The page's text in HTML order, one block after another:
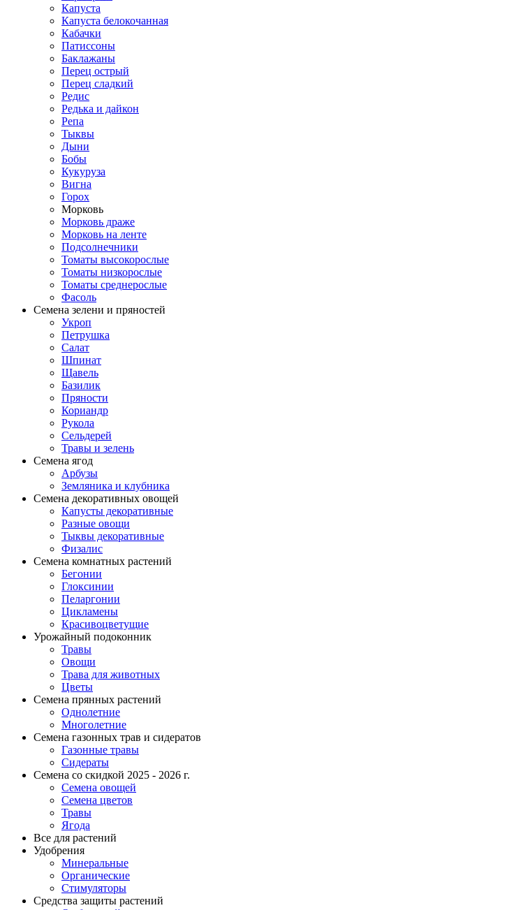
Капуста
Капуста белокочанная
Кабачки
Патиссоны
Баклажаны
Перец острый
Перец сладкий
Редис
Редька и дайкон
Репа
Тыквы
Дыни
Бобы
Кукуруза
Вигна
Горох
Морковь
Морковь драже
Морковь на ленте
Подсолнечники
Томаты высокорослые
Томаты низкорослые
Томаты среднерослые
Фасоль
Семена зелени и пряностей
Укроп
Петрушка
Салат
Шпинат
Щавель
Базилик
Пряности
Кориандр
Рукола
Сельдерей
Травы и зелень
Семена ягод
Арбузы
Земляника и клубника
Семена декоративных овощей
Капусты декоративные
Разные овощи
Тыквы декоративные
Физалис
Семена комнатных растений
Бегонии
Глоксинии
Пеларгонии
Цикламены
Красивоцветущие
Урожайный подоконник
Травы
Овощи
Трава для животных
Цветы
Семена прянных растений
Однолетние
Многолетние
Семена газонных трав и сидератов
Газонные травы
Сидераты
Семена со скидкой 2025 - 2026 г.
Семена овощей
Семена цветов
Травы
Ягода
Все для растений
Удобрения
Минеральные
Органические
Стимуляторы
Средства защиты растений